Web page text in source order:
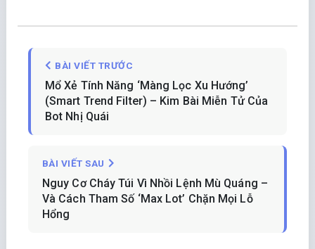
BÀI VIẾT TRƯỚC
Mổ Xẻ Tính Năng ‘Màng Lọc Xu Hướng’
(Smart Trend Filter) – Kim Bài Miễn Tử Của
Bot Nhị Quái
BÀI VIẾT SAU
Nguy Cơ Cháy Túi Vì Nhồi Lệnh Mù Quáng –
Và Cách Tham Số ‘Max Lot’ Chặn Mọi Lỗ
Hổng